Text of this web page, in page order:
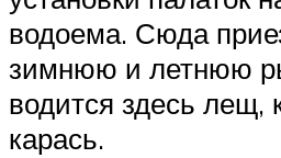
водоема. Сюда
зимнюю и летнюю
водится здесь лещ,
карась.